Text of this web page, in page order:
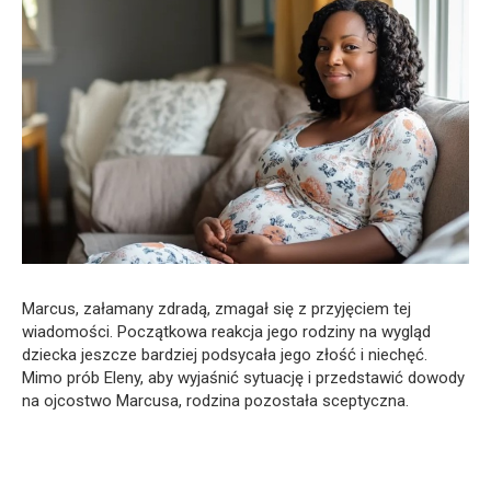
Marcus, załamany zdradą, zmagał się z przyjęciem tej
wiadomości. Początkowa reakcja jego rodziny na wygląd
dziecka jeszcze bardziej podsycała jego złość i niechęć.
Mimo prób Eleny, aby wyjaśnić sytuację i przedstawić dowody
na ojcostwo Marcusa, rodzina pozostała sceptyczna.